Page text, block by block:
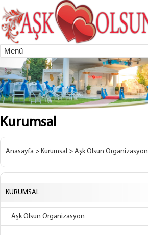
Kurumsal
Anasayfa > Kurumsal > Aşk Olsun Organizasyon
KURUMSAL
Aşk Olsun Organizasyon